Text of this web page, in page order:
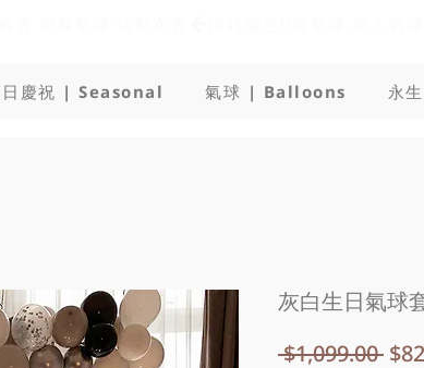
日慶祝 | Seasonal 氣球 | Balloons 永
灰白生日氣球
$1,099.00 一